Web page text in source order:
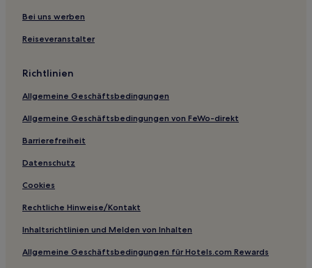
Bei uns werben
Reiseveranstalter
Richtlinien
Allgemeine Geschäftsbedingungen
Allgemeine Geschäftsbedingungen von FeWo-direkt
Barrierefreiheit
Datenschutz
Cookies
Rechtliche Hinweise/Kontakt
Inhaltsrichtlinien und Melden von Inhalten
Allgemeine Geschäftsbedingungen für Hotels.com Rewards